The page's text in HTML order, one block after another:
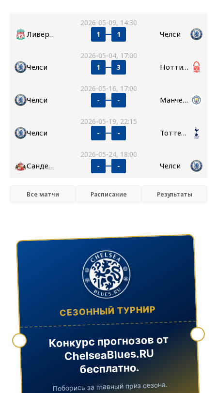
2026-05-09, 14:30
Ливерпуль 1 1 Челси
2026-05-04, 17:00
Челси 1 3 Ноттингем Форест
2026-05-16, 17:00
Челси - - Манчестер Сити
2026-05-19, 22:15
Челси - - Тоттенхэм
2026-05-24, 18:00
Сандерленд - - Челси
Все матчи Расписание Результаты
СЕЗОННЫЙ ТУРНИР
Конкурс прогнозов от
ChelseaBlues.RU
бесплатно.
Поборись за главный приз сезона.